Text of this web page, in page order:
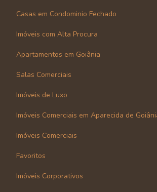
Casas em Condominio Fechado
Imóveis com Alta Procura
Apartamentos em Goiânia
Salas Comerciais
Imóveis de Luxo
Imóveis Comerciais em Aparecida de
Imóveis Comerciais
Favoritos
Imóveis Corporativos